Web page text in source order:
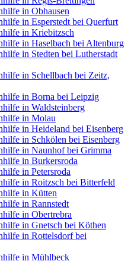
in Obhausen
in Esperstedt bei Querfurt
in Kriebitzsch
in Haselbach bei Altenburg
in Stedten bei Lutherstadt
in Schellbach bei Zeitz,
in Borna bei Leipzig
in Waldsteinberg
in Molau
in Heideland bei Eisenberg
in Schkölen bei Eisenberg
in Naunhof bei Grimma
in Burkersroda
in Petersroda
in Roitzsch bei Bitterfeld
in Kütten
in Rannstedt
in Obertrebra
in Gnetsch bei Köthen
in Rottelsdorf bei
in Mühlbeck